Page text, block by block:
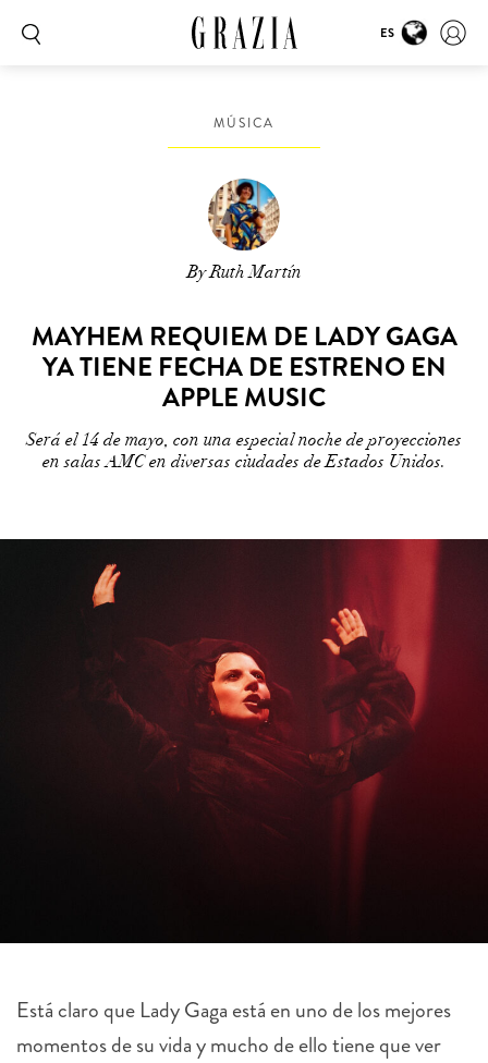
ES
MÚSICA
By Ruth Martín
MAYHEM REQUIEM DE LADY GAGA
YA TIENE FECHA DE ESTRENO EN
APPLE MUSIC
Será el 14 de mayo, con una especial noche de proyecciones
en salas AMC en diversas ciudades de Estados Unidos.
Está claro que Lady Gaga está en uno de los mejores
momentos de su vida y mucho de ello tiene que ver